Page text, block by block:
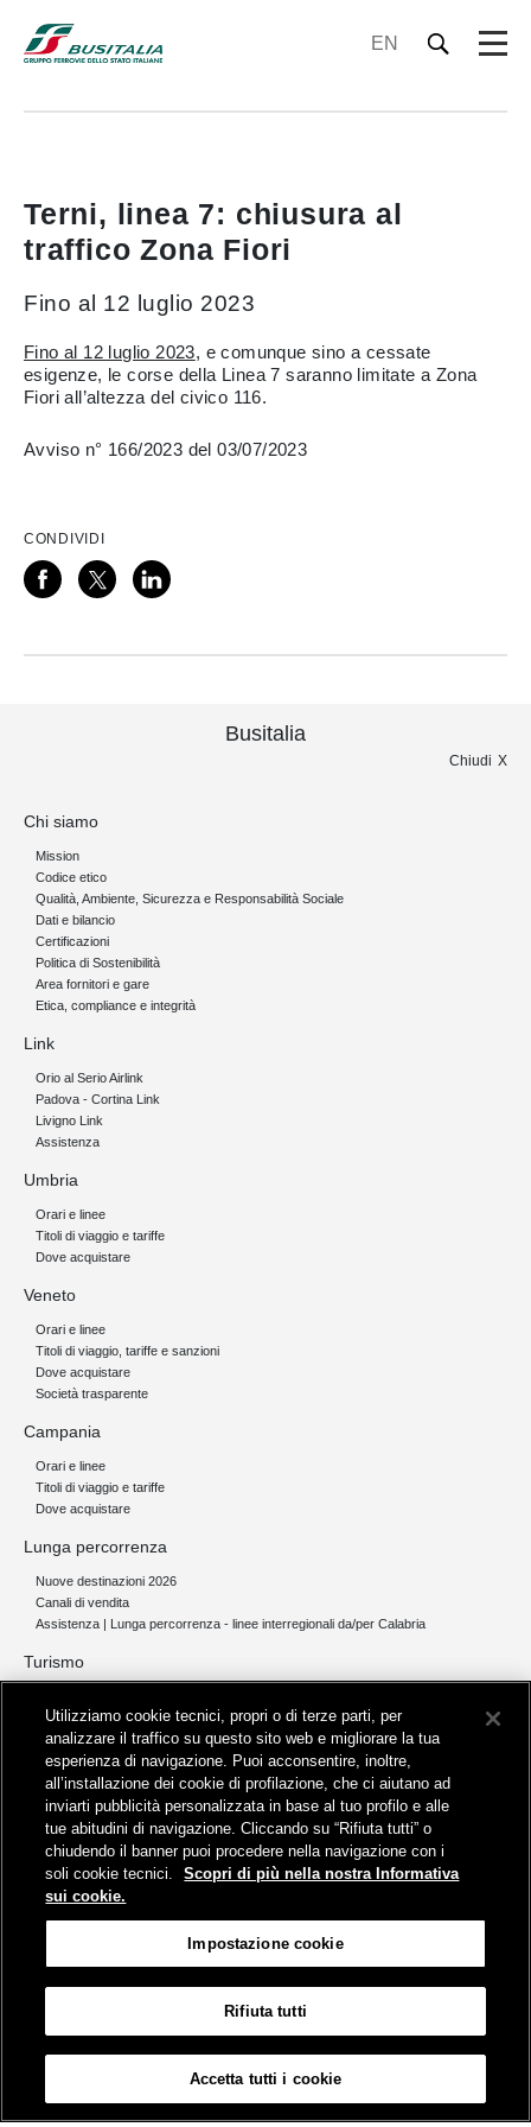
EN
Terni, linea 7: chiusura al
traffico Zona Fiori
Fino al 12 luglio 2023
Fino al 12 luglio 2023, e comunque sino a cessate
esigenze, le corse della Linea 7 saranno limitate a Zona
Fiori all’altezza del civico 116.
Avviso n° 166/2023 del 03/07/2023
CONDIVIDI
Busitalia
Chiudi
Chi siamo
Mission
Codice etico
Qualità, Ambiente, Sicurezza e Responsabilità Sociale
Dati e bilancio
Certificazioni
Politica di Sostenibilità
Area fornitori e gare
Etica, compliance e integrità
Link
Orio al Serio Airlink
Padova - Cortina Link
Livigno Link
Assistenza
Umbria
Orari e linee
Titoli di viaggio e tariffe
Dove acquistare
Veneto
Orari e linee
Titoli di viaggio, tariffe e sanzioni
Dove acquistare
Società trasparente
Campania
Orari e linee
Titoli di viaggio e tariffe
Dove acquistare
Lunga percorrenza
Nuove destinazioni 2026
Canali di vendita
Assistenza | Lunga percorrenza - linee interregionali da/per Calabria
Turismo
Servizi per aeroporti
Servizi di noleggio con conducente
Servizio di navigazione sul Lago Trasimeno
News e comunicati stampa
Comunicati stampa
Busitalia – Sita Nord
, Gruppo FS Italiane, è attiva nei servizi di
trasporto locale in Italia ed all'estero, che gestisce direttamente o
attraverso società controllate.
Viale Fratelli Rosselli, 80 - 50123 Firenze
© Gruppo FS Italiane 2019
Protezione dati personali
Partita Iva Busitalia - Sita Nord S.r.l. 06473721006
Utilizziamo cookie tecnici, propri o di terze parti, per
analizzare il traffico su questo sito web e migliorare la tua
esperienza di navigazione. Puoi acconsentire, inoltre,
all’installazione dei cookie di profilazione, che ci aiutano ad
inviarti pubblicità personalizzata in base al tuo profilo e alle
tue abitudini di navigazione. Cliccando su “Rifiuta tutti” o
chiudendo il banner puoi procedere nella navigazione con i
soli cookie tecnici.
Scopri di più nella nostra Informativa
sui cookie.
Impostazione cookie
Rifiuta tutti
Accetta tutti i cookie